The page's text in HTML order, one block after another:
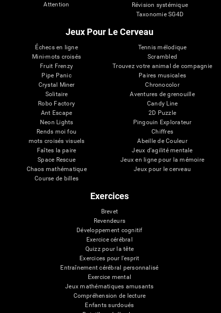
Attention
Révision systémique
Taxonomie SG4D
Jeux Pour Le Cerveau
Échecs en ligne
Mini-mots croisés
Fruit Frenzy
Pipe Panic
Crystal Miner
Solitaire
Robo Factory
Ant Escape
Neon Lights
Rends moi fou
mots croisés visuels
Faîtes la paire
Space Rescue
Chaos mathématique
Course de billes
Tennis mélodique
Scrambled
Trouvez votre animal de compagnie
Paires musicales
Chronocolor
Aventures de grenouille
Candy Line
2D Puzzle
Pingouin Explorateur
Chiffres
Abeille de Couleur
Jeux d'agilité mentale
Jeux en ligne pour la mémoire
Jeux pour le cerveau
Exercices
Brevet
Revendeurs
Développement cognitif
Exercice cérébral
Quizz pour la tête
Exercices pour l'esprit
Entraînement cérébral personnalisé
Exercice mental
Jeux mathématiques amusants
Compréhension de lecture
Enfants surdoués